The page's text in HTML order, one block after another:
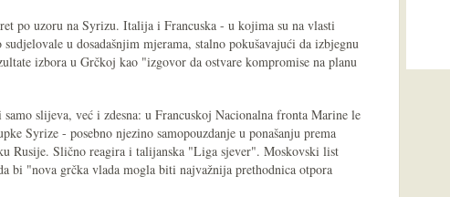
po uzoru na Syrizu. Italija i Francuska - u kojima su na vlasti
u dosadašnjim mjerama, stalno pokušavajući da izbjegnu
izbora u Grčkoj kao "izgovor da ostvare kompromise na planu
samo slijeva, već i zdesna: u Francuskoj Nacionalna fronta Marine le
Syrize - posebno njezino samopouzdanje u ponašanju prema
Rusije. Slično reagira i talijanska "Liga sjever". Moskovski list
bi "nova grčka vlada mogla biti najvažnija prethodnica otpora